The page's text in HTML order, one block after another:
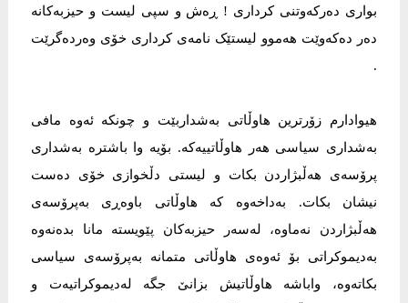
بواری دەرکەوتنی کرداری ! ڕەش و سپی لیست و حیزبەکانە
دەر دەکەوێت هەموو لیستێک نامەی کرداری خۆی وەردەگرێت
.
هیوادارم زۆرترین هاوڵاتی بەشداربێت و چونکە ئەوە مافی
بەشداری سیاسی هەر هاوڵاتییەکە. بۆیە وا باشترە بەشداری
پرۆسەی هەڵبژاردن بکات و لیستی دڵخوازی خۆی دەست
نیشان بکات. بەداخەوە کە هاوڵاتی باوەڕی بەپرۆسەی
هەڵبژاردن نەماوە، لەسەر حیزبەکان پێویستە مانا بدەنەوە
بەدیموکراتی بۆ ئەوەی هاوڵاتی متمانە بەپرۆسەی سیاسی
بکاتەوە، واباشە هاوڵاتیش بزانێ جگە لەدیموکراتیەت و